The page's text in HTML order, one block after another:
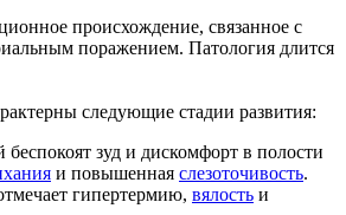
происхождение, связанное с
поражением. Патология длится
следующие стадии развития:
беспокоят зуд и дискомфорт в полости
и повышенная слезоточивость.
гипертермию, вялость и